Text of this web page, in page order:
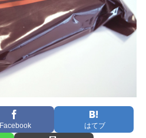
Facebook はてブ